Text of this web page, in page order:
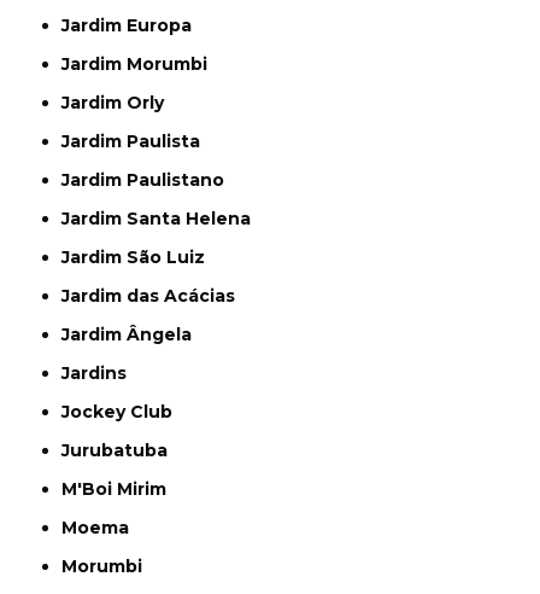
Jardim Europa
Jardim Morumbi
Jardim Orly
Jardim Paulista
Jardim Paulistano
Jardim Santa Helena
Jardim São Luiz
Jardim das Acácias
Jardim Ângela
Jardins
Jockey Club
Jurubatuba
M'Boi Mirim
Moema
Morumbi